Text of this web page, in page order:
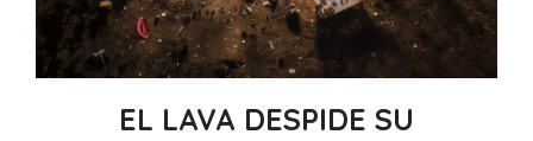
EL LAVA DESPIDE SU